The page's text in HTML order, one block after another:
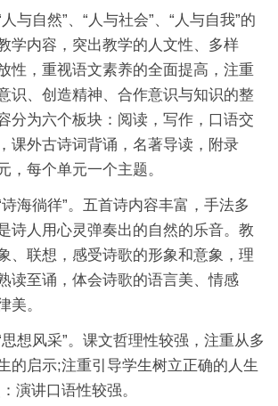
与自然”、“人与社会”、“人与自我”的
学内容，突出教学的人文性、多样
性，重视语文素养的全面提高，注重
识、创造精神、合作意识与知识的整
分为六个板块：阅读，写作，口语交
课外古诗词背诵，名著导读，附录
，每个单元一个主题。
海徜徉”。五首诗内容丰富，手法多
诗人用心灵弹奏出的自然的乐音。教
、联想，感受诗歌的形象和意象，理
读至诵，体会诗歌的语言美、情感
美。
想风采”。课文哲理性较强，注重从多
的启示;注重引导学生树立正确的人生
演讲口语性较强。